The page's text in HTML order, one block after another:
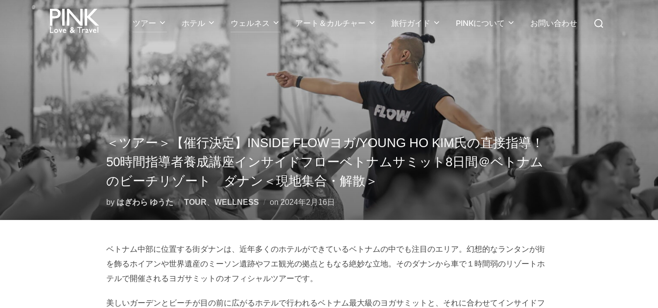
プ
ツアー ホテル ウェルネス アート＆カルチャー 旅行ガイド PINKについて お問い合わせ
検
＜ツアー＞【催行決定】INSIDE FLOWヨガ/YOUNG HO KIM氏の直接指導！
50時間指導者養成講座インサイドフローベトナムサミット8日間＠ベトナム
のビーチリゾート ダナン＜現地集合・解散＞
by はぎわら ゆうた TOUR WELLNESS on投
2024年2月16日
ベトナム中部に位置する街ダナンは、近年多くのホテルができているベトナムの中でも注目のエリア。幻想的なランタンが街
を飾るホイアンや世界遺産のミーソン遺跡やフエ観光の拠点ともなる絶妙な立地。そのダナンから車で１時間弱のリゾートホ
テルで開催されるヨガサミットのオフィシャルツアーです。
美しいガーデンとビーチが目の前に広がるホテルで行われるベトナム最大級のヨガサミットと、それに合わせてインサイドフ